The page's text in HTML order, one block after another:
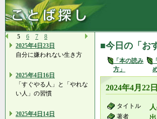
5 6 7
8
2025年4日23日
自分に嫌われない生き方
2025年4日16日
「すぐやる人」と「やれな
い人」の習慣
2025年4日14日
■今日の「お
「本の読み
方」
2024年4月22日
タイトル
著者